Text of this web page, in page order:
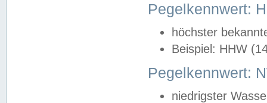
Pegelkennwert:
höchster
Beispiel: HHW
Pegelkennwert:
niedrigster